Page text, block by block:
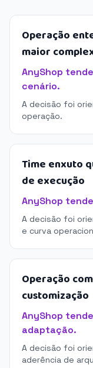
Operação
maior
AnyShop
cenário.
A decisão foi
operação.
Time enxuto
de execução
AnyShop
A decisão foi
e curva
Operação
customização
AnyShop
adaptação.
A decisão foi
aderência de